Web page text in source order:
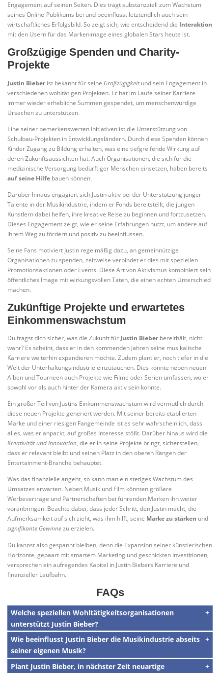
Engagement auf seinen Seiten. Dies trägt substanzziell zum Wachstum
seines Online-Publikums bei und beeinflusst letztendlich auch sein
wirtschaftliches Erfolgsbild. So zeigt sich, wie entscheidend die Interaktion
mit den Usern für das Markenimage eines globalen Stars heute ist.
Großzügige Spenden und Charity-
Projekte
Justin Bieber ist bekannt für seine Großzügigkeit und sein Engagement in
verschiedenen wohltätigen Projekten. Er hat im Laufe seiner Karriere
immer wieder erhebliche Summen gespendet, um menschenwürdige
Ursachen zu unterstützen.
Eine seiner bemerkenswerten Initiativen ist die Unterstützung von
Schulbau-Projekten in Entwicklungsländern. Durch diese Spenden können
Kinder Zugang zu Bildung erhalten, was eine tiefgreifende Wirkung auf
deren Zukunfts­aus­sichten hat. Auch Organisationen, die sich für die
medizinische Versorgung bedürftiger Menschen einsetzen, haben bereits
auf seine Hilfe bauen können.
Darüber hinaus engagiert sich Justin aktiv bei der Unterstützung junger
Talente in der Musikindustrie, indem er Fonds bereitstellt, die jungen
Künstlern dabei helfen, ihre kreative Reise zu beginnen und fortzusetzen.
Dieses Engagement zeigt, wie er seine Erfahrungen nutzt, um andere auf
ihrem Weg zu fördern und positiv zu beeinflussen.
Seine Fans motiviert Justin regelmäßig dazu, an gemeinnützige
Organisationen zu spenden, zeitweise verbindet er dies mit speziellen
Promotionsaktionen oder Events. Diese Art von Aktivismus kombiniert sein
öffentliches Image mit wirkungsvollen Taten, die einen echten Unterschied
machen.
Zukünftige Projekte und erwartetes
Einkommenswachstum
Du fragst dich sicher, was die Zukunft für Justin Bieber bereithält, nicht
wahr? Es scheint, dass er in den kommenden Jahren seine musikalische
Karriere weiterhin expandieren möchte. Zudem plant er, noch tiefer in die
Welt der Unterhaltungsindustrie einzutauchen. Dies könnte neben neuen
Alben und Tourneen auch Projekte wie Filme oder Serien umfassen, wo er
sowohl vor als auch hinter der Kamera aktiv sein könnte.
Ein großer Teil von Justins Einkommenswachstum wird vermutlich durch
diese neuen Projekte generiert werden. Mit seiner bereits etablierten
Marke und einer riesigen Fangemeinde ist es sehr wahrscheinlich, dass
alles, was er anpackt, auf großes Interesse stößt. Darüber hinaus wird die
Kreativität und Innovation, die er in seine Projekte bringt, sicherstellen,
dass er relevant bleibt und seinen Platz in den oberen Rängen der
Entertainment-Branche behauptet.
Was das finanzielle angeht, so kann man ein stetiges Wachstum des
Umsatzes erwarten. Neben Musik und Film könnten größere
Werbeverträge und Partnerschaften bei führenden Marken ihn weiter
voranbringen. Beachte dabei, dass jeder Schritt, den Justin macht, die
Aufmerksamkeit auf sich zieht, was ihm hilft, seine Marke zu stärken und
signifikante Gewinnezu erzielen.
Du kannst also gespannt bleiben, denn die Expansion seiner künstlerischen
Horizonte, gepaart mit smartem Marketing und geschickten Investitionen,
versprechen ein aufregendes Kapitel in Justin Biebers Karriere und
finanzieller Laufbahn.
FAQs
Welche speziellen Wohltätigkeitsorganisationen
unterstützt Justin Bieber?
Wie beeinflusst Justin Bieber die Musikindustrie abseits
seiner eigenen Musik?
Plant Justin Bieber, in nächster Zeit neuartige